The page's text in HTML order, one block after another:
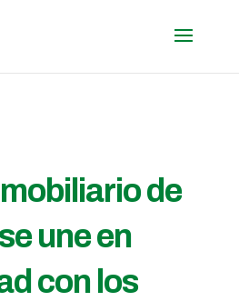
de
une en
con los